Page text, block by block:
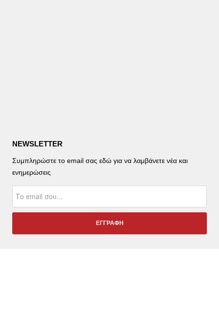
NEWSLETTER
Συμπληρώστε το email σας εδώ για να λαμβάνετε νέα και
ενημερώσεις